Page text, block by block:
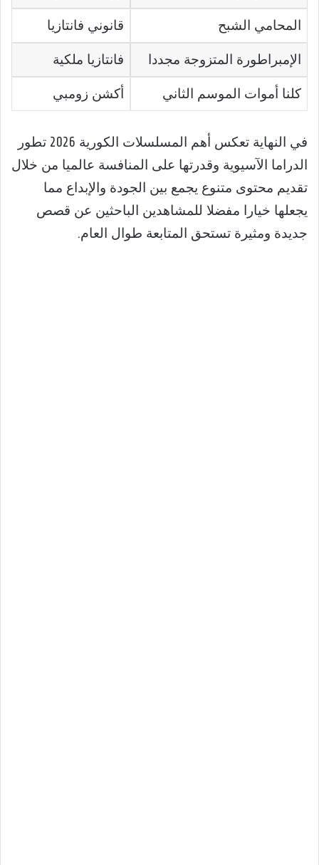
المحامي الشبح قانوني فانتازيا
الإمبراطورة المتزوجة مجددا فانتازيا ملكية
كلنا أموات الموسم الثاني أكشن زومبي
في النهاية تعكس أهم المسلسلات الكورية 2026 تطور
الدراما الآسيوية وقدرتها على المنافسة عالميا من خلال
تقديم محتوى متنوع يجمع بين الجودة والإبداع مما
يجعلها خيارا مفضلا للمشاهدين الباحثين عن قصص
جديدة ومثيرة تستحق المتابعة طوال العام.